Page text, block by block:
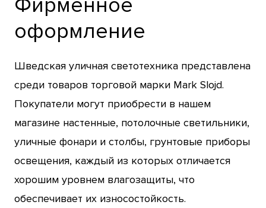
Фирменное
оформление
Шведская уличная светотехника представлена
среди товаров торговой марки Mark Slojd.
Покупатели могут приобрести в нашем
магазине настенные, потолочные светильники,
уличные фонари и столбы, грунтовые приборы
освещения, каждый из которых отличается
хорошим уровнем влагозащиты, что
обеспечивает их износостойкость.